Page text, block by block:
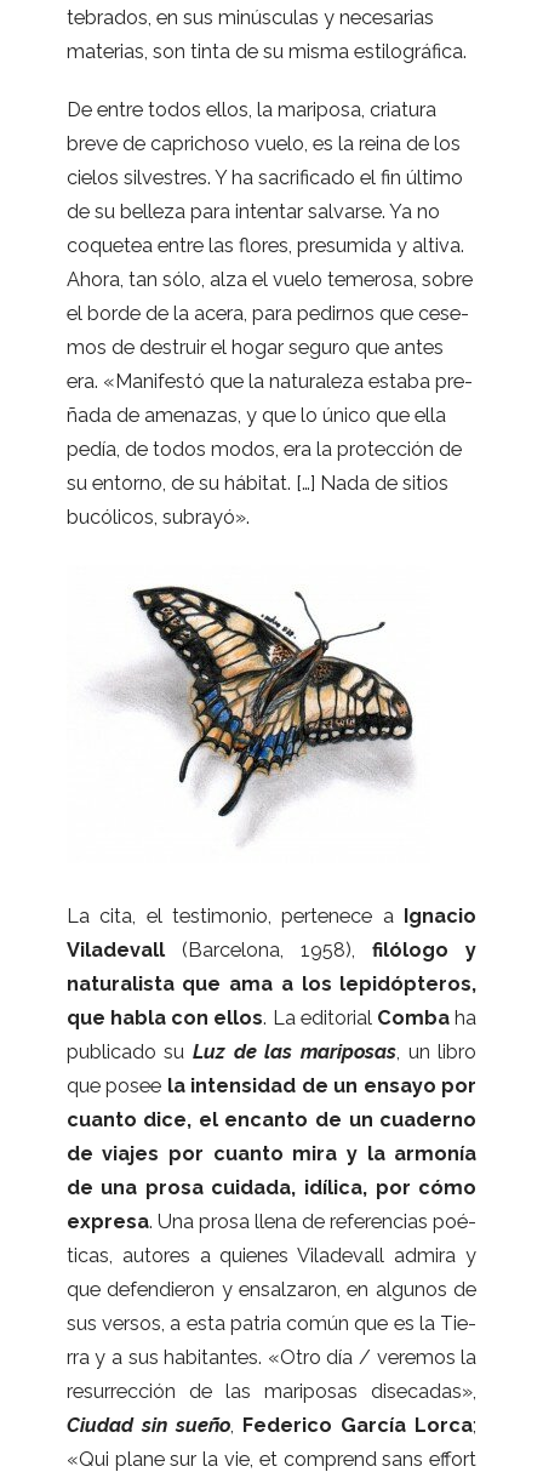
te­bra­dos, en sus minús­cu­las y nece­sa­rias
mate­rias, son tinta de su misma estilográfica.
De entre todos ellos, la mari­posa, cria­tura
breve de capri­choso vuelo, es la reina de los
cie­los sil­ves­tres. Y ha sacri­fi­cado el fin último
de su belleza para inten­tar sal­varse. Ya no
coque­tea entre las flo­res, pre­su­mida y altiva.
Ahora, tan sólo, alza el vuelo teme­rosa, sobre
el borde de la acera, para pedir­nos que cese­
mos de des­truir el hogar seguro que antes
era. «Mani­festó que la natu­ra­leza estaba pre­
ñada de ame­na­zas, y que lo único que ella
pedía, de todos modos, era la pro­tec­ción de
su entorno, de su hábi­tat. […] Nada de sitios
bucó­li­cos, subrayó».
La cita, el tes­ti­mo­nio, per­te­nece a Igna­cio
Vila­de­vall(Bar­ce­lona, 1958),filó­logo y
natu­ra­lista que ama a los lepi­dóp­te­ros,
que habla con ellos. La edi­to­rial Comba ha
publi­cado suLuz de las mari­po­sas, un libro
que posee la inten­si­dad de un ensayo por
cuanto dice, el encanto de un cua­derno
de via­jes por cuanto mira y la armo­nía
de una prosa cui­dada, idí­lica, por cómo
expresa. Una prosa llena de refe­ren­cias poé­
ti­cas, auto­res a quie­nes Vila­de­vall admira y
que defen­die­ron y ensal­za­ron, en algu­nos de
sus ver­sos, a esta patria común que es la Tie­
rra y a sus habi­tan­tes. «Otro día / vere­mos la
resu­rrec­ción de las mari­po­sas dise­ca­das»,
Ciu­dad sin sueño, Fede­rico Gar­cía Lorca;
«Qui plane sur la vie, et com­prend sans effort